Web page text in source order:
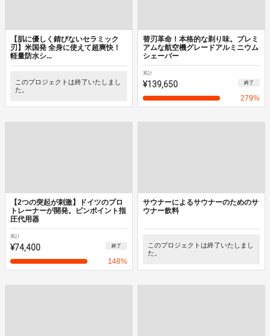
【肌に優しく錆びないセラミック
刃】米国発 全身に使えて超爽快！
軽量防水シ...
このプロジェクトは終了いたしまし
た。
替刃革命！本格的な剃り味。プレミ
アムな航空機グレードアルミニウム
シェーバー
累計
¥139,650 終了
279%
【2つの突起が刺激】ドイツのプロ
トレーナーが開発。ピンポイント指
圧代用器
累計
¥74,400 終了
148%
サウナーによるサウナーのためのサ
ウナー飲料
このプロジェクトは終了いたしまし
た。